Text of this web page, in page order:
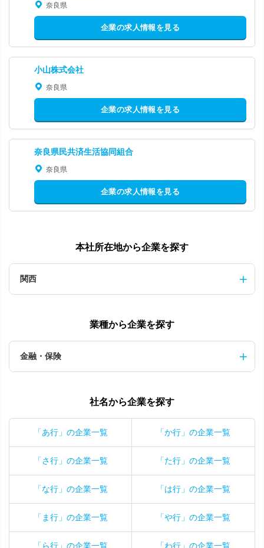
奈良県
企業の求人情報を見る
小山株式会社
奈良県
企業の求人情報を見る
奈良県民共済生活協同組合
奈良県
企業の求人情報を見る
本社所在地から企業を探す
関西
業種から企業を探す
金融・保険
社名から企業を探す
「あ行」の企業一覧 「か行」の企業一覧
「さ行」の企業一覧 「た行」の企業一覧
「な行」の企業一覧 「は行」の企業一覧
「ま行」の企業一覧 「や行」の企業一覧
「ら行」の企業一覧 「わ行」の企業一覧